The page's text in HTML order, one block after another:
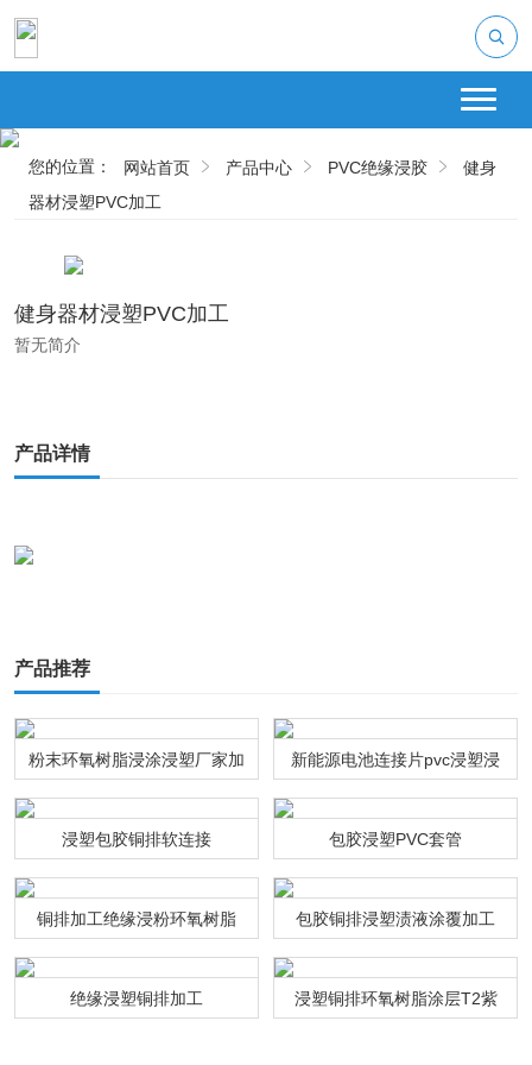
您的位置： 网站首页 产品中心 PVC绝缘浸胶
健身
器材浸塑PVC加工
健身器材浸塑PVC加工
暂无简介
产品推荐
粉末环氧树脂浸涂浸塑厂家加
工
新能源电池连接片pvc浸塑浸
粉通达利厂家
浸塑包胶铜排软连接 包胶浸塑PVC套管
铜排加工绝缘浸粉环氧树脂 包胶铜排浸塑渍液涂覆加工
绝缘浸塑铜排加工 浸塑铜排环氧树脂涂层T2紫
产品详情